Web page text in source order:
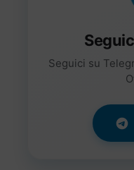
Seguici su